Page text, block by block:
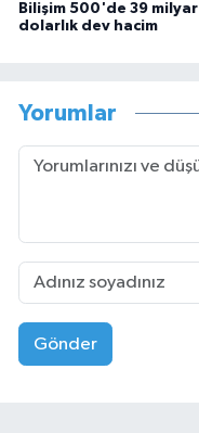
Bilişim 500'de 39 milyar
dolarlık dev hacim
Yorumlar
Gönder